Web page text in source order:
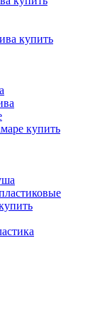
купить
купить